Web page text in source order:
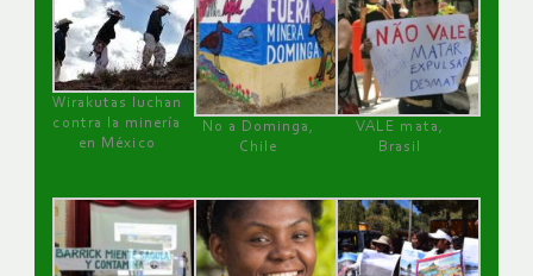
Wirakutas luchan
contra la minería
en México
No a Dominga,
Chile
VALE mata,
Brasil